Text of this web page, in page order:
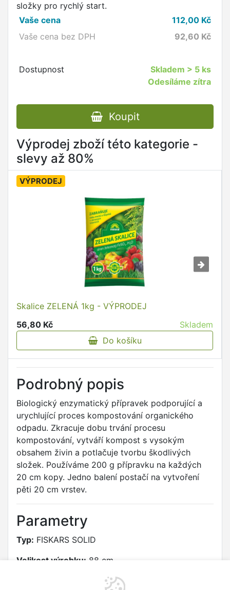
složky pro rychlý start.
Vaše cena
112,00 Kč
Vaše cena bez DPH
92,60 Kč
Dostupnost Skladem > 5 ks
Odesíláme zítra
Koupit
Výprodej zboží této kategorie -
slevy až 80%
VÝPRODEJ
Skalice ZELENÁ 1kg - VÝPRODEJ
56,80 Kč
Skladem
Do košíku
Podrobný popis
Biologický enzymatický přípravek podporující a
urychlující proces kompostování organického
odpadu. Zkracuje dobu trvání procesu
kompostování, vytváří kompost s vysokým
obsahem živin a potlačuje tvorbu škodlivých
složek. Používáme 200 g přípravku na každých
20 cm kopy. Jedno balení postačí na vytvoření
pěti 20 cm vrstev.
Parametry
Typ: FISKARS SOLID
Velikost výrobku: 88 cm